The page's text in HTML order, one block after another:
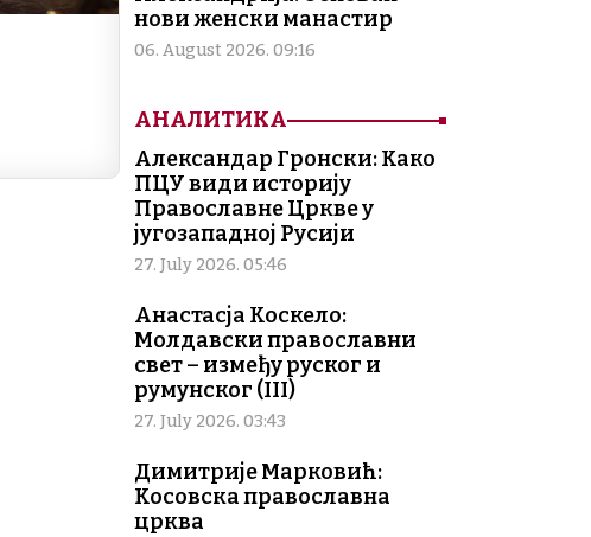
нови женски манастир
06. August 2026. 09:16
АНАЛИТИКА
Александар Гронски: Како
ПЦУ види историју
Православне Цркве у
југозападној Русији
27. July 2026. 05:46
Анастасја Коскело:
Молдавски православни
свет – између руског и
румунског (III)
27. July 2026. 03:43
Димитрије Марковић:
Косовска православна
црква